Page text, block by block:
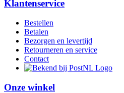
Klantenservice
Bestellen
Betalen
Bezorgen en levertijd
Retourneren en service
Contact
Onze winkel